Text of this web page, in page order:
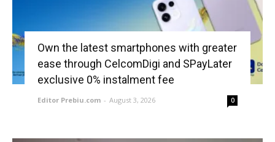
Own the latest smartphones with greater
ease through CelcomDigi and SPayLater
exclusive 0% instalment fee
Editor Prebiu.com - August 3, 2026 0